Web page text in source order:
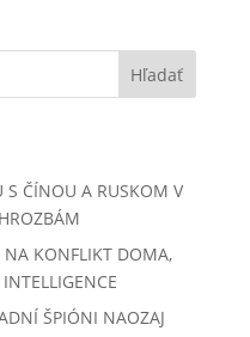
Hľadať
S ČÍNOU A RUSKOM V
NA KONFLIKT DOMA,
INTELLIGENCE
ŠPIÓNI NAOZAJ